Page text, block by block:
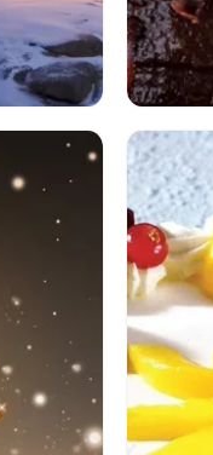
冬
食べ物